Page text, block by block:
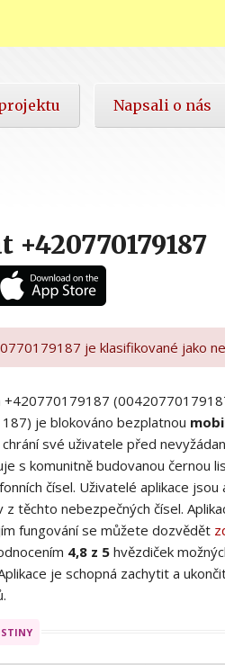
Napsali o nás
je klasifikované jako
+420770179187
je blokováno bezplatnou
své uživatele před
s komunitně budovanou černou
čísel. Uživatelé aplikace
z těchto nebezpečných čísel.
fungování se můžete dozvědět
4,8 z 5 hvězdiček
je schopná zachytit a